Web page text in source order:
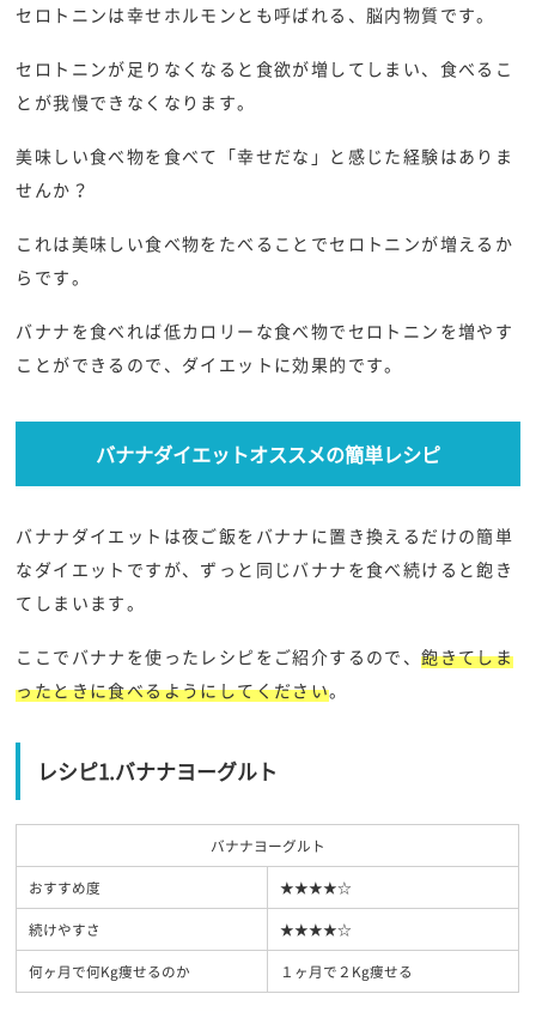
セロトニンは幸せホルモンとも呼ばれる、脳内物質です。
セロトニンが足りなくなると食欲が増してしまい、食べるこ
とが我慢できなくなります。
美味しい食べ物を食べて「幸せだな」と感じた経験はありま
せんか？
これは美味しい食べ物をたべることでセロトニンが増えるか
らです。
バナナを食べれば低カロリーな食べ物でセロトニンを増やす
ことができるので、ダイエットに効果的です。
バナナダイエットオススメの簡単レシピ
バナナダイエットは夜ご飯をバナナに置き換えるだけの簡単
なダイエットですが、ずっと同じバナナを食べ続けると飽き
てしまいます。
ここでバナナを使ったレシピをご紹介するので、飽きてしま
ったときに食べるようにしてください。
レシピ1.バナナヨーグルト
バナナヨーグルト
おすすめ度
★★★★☆
続けやすさ
★★★★☆
何ヶ月で何Kg痩せるのか
１ヶ月で２Kg痩せる